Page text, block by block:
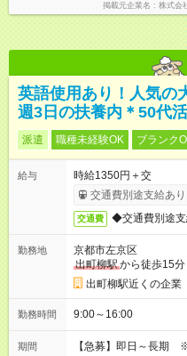
掲載元企業名 株式会
英語使用あり！人気の
週3日の扶養内＊50代
派遣 職種未経験OK ブランク
給与
時給1350円＋交
交通費別途支給あり
交通費 ◆交通費別途
勤務地
京都市左京区
出町柳駅から徒歩15分
出町柳駅近くの企業
勤務時間 9:00～16:00
期間 【急募】即日～長期